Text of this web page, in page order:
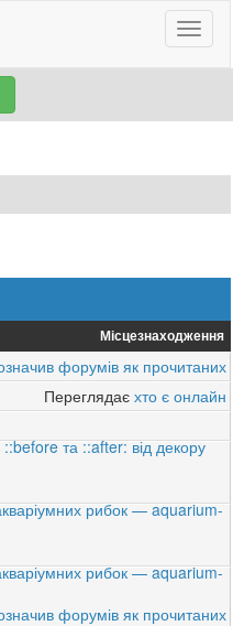
Місцезнаходження
форумів як прочитаних
Переглядає хто є онлайн
та ::after: від декору
рибок — aquarium-
рибок — aquarium-
форумів як прочитаних